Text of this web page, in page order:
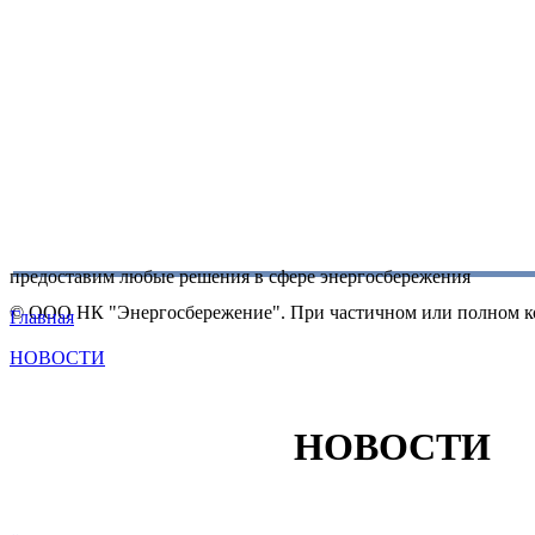
© ООО НК "Энергосбережение". При частичном или полном
предоставим любые решения в сфере энергосбережения
Главная
НОВОСТИ
НОВОСТИ